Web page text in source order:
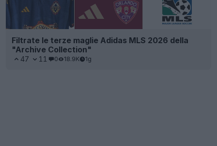
Filtrate le terze maglie Adidas MLS 2026 della
"Archive Collection"
47 11 0 18.9K 1g